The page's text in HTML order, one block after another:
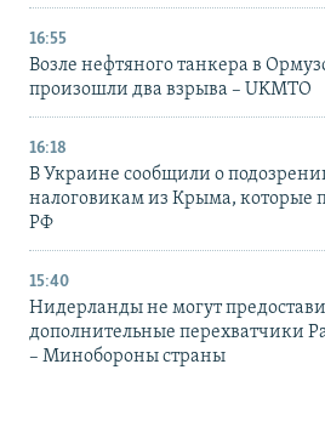
16:55
Возле нефтяного танкера в
произошли два взрыва – UKMTO
16:18
В Украине сообщили о
налоговикам из Крыма, которые
РФ
15:40
Нидерланды не могут
дополнительные перехватчики
– Минобороны страны